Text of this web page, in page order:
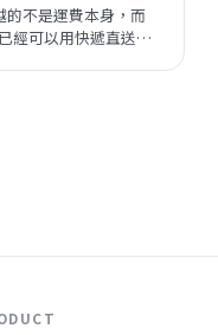
的不是運費本身，而
經可以用快遞直送到